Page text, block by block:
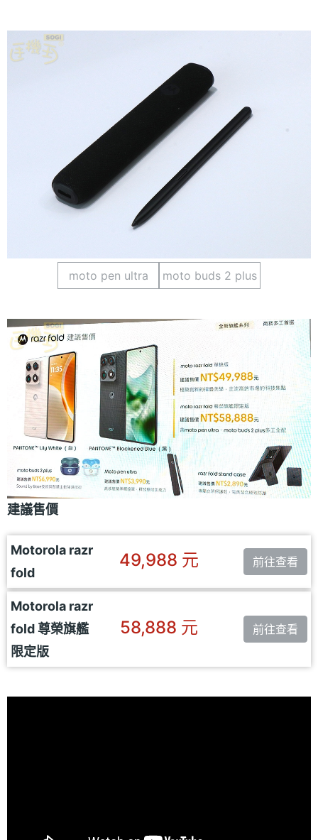
moto pen ultra moto buds 2 plus
建議售價
Motorola razr
fold
49,988 元 前往查看
Motorola razr
fold 尊榮旗艦
限定版
58,888 元 前往查看